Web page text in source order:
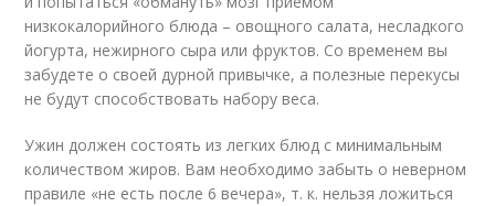
низкокалорийного блюда – овощного салата, несладкого
йогурта, нежирного сыра или фруктов. Со временем вы
забудете о своей дурной привычке, а полезные перекусы
не будут способствовать набору веса.
Ужин должен состоять из легких блюд с минимальным
количеством жиров. Вам необходимо забыть о неверном
правиле «не есть после 6 вечера», т. к. нельзя ложиться